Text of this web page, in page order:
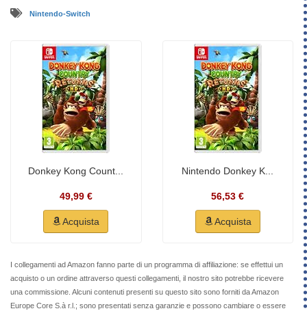
Nintendo-Switch
Donkey Kong Count...
49,99 €
Acquista
Nintendo Donkey K...
56,53 €
Acquista
I collegamenti ad Amazon fanno parte di un programma di affiliazione: se effettui un
acquisto o un ordine attraverso questi collegamenti, il nostro sito potrebbe ricevere
una commissione. Alcuni contenuti presenti su questo sito sono forniti da Amazon
Europe Core S.à r.l.; sono presentati senza garanzie e possono cambiare o essere